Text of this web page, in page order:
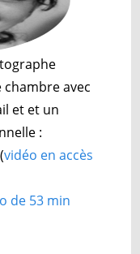
avec
et et un
:
vidéo en accès
de 53 min